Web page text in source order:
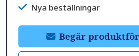
Nya beställningar
Begär